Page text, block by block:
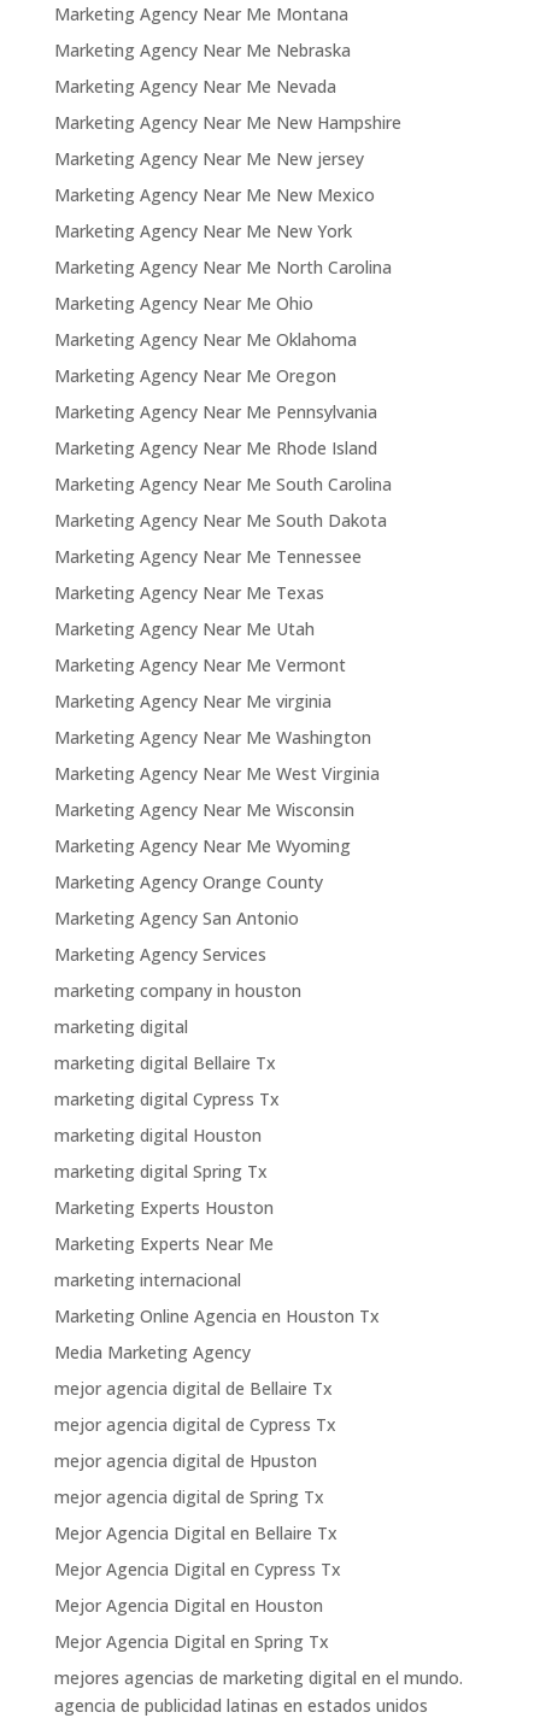
Marketing Agency Near Me Montana
Marketing Agency Near Me Nebraska
Marketing Agency Near Me Nevada
Marketing Agency Near Me New Hampshire
Marketing Agency Near Me New jersey
Marketing Agency Near Me New Mexico
Marketing Agency Near Me New York
Marketing Agency Near Me North Carolina
Marketing Agency Near Me Ohio
Marketing Agency Near Me Oklahoma
Marketing Agency Near Me Oregon
Marketing Agency Near Me Pennsylvania
Marketing Agency Near Me Rhode Island
Marketing Agency Near Me South Carolina
Marketing Agency Near Me South Dakota
Marketing Agency Near Me Tennessee
Marketing Agency Near Me Texas
Marketing Agency Near Me Utah
Marketing Agency Near Me Vermont
Marketing Agency Near Me virginia
Marketing Agency Near Me Washington
Marketing Agency Near Me West Virginia
Marketing Agency Near Me Wisconsin
Marketing Agency Near Me Wyoming
Marketing Agency Orange County
Marketing Agency San Antonio
Marketing Agency Services
marketing company in houston
marketing digital
marketing digital Bellaire Tx
marketing digital Cypress Tx
marketing digital Houston
marketing digital Spring Tx
Marketing Experts Houston
Marketing Experts Near Me
marketing internacional
Marketing Online Agencia en Houston Tx
Media Marketing Agency
mejor agencia digital de Bellaire Tx
mejor agencia digital de Cypress Tx
mejor agencia digital de Hpuston
mejor agencia digital de Spring Tx
Mejor Agencia Digital en Bellaire Tx
Mejor Agencia Digital en Cypress Tx
Mejor Agencia Digital en Houston
Mejor Agencia Digital en Spring Tx
mejores agencias de marketing digital en el mundo.
agencia de publicidad latinas en estados unidos